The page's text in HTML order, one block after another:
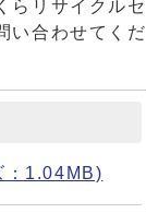
らリサイクルセ
い合わせてくだ
：1.04MB)